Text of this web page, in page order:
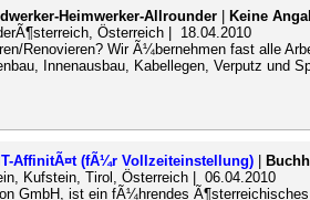
Heimwerker-Allrounder Keine
Österreich | 18.04.2010
Renovieren? Wir Ã¼bernehmen fast alle
Innenausbau, Kabellegen, Verputz und
AffinitÃ¤t (fÃ¼r Vollzeiteinstellung)
Kufstein, Tirol, Österreich | 06.04.2010
GmbH, ist ein fÃ¼hrendes